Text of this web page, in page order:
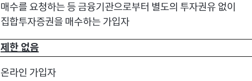
매수를 요청하는 등 금융기관으로부터 별도의 투자권유 없이
집합투자증권을 매수하는 가입자
제한 없음
온라인 가입자